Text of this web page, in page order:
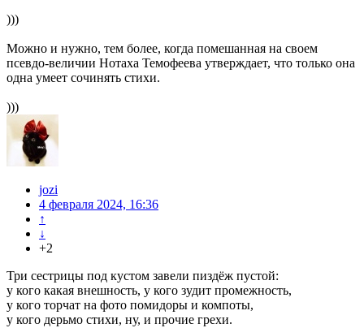
)))
Можно и нужно, тем более, когда помешанная на своем
псевдо-величии Нотаха Темофеева утверждает, что только она
одна умеет сочинять стихи.
)))
jozi
4 февраля 2024, 16:36
↑
↓
+2
Три сестрицы под кустом завели пиздёж пустой:
у кого какая внешность, у кого зудит промежность,
у кого торчат на фото помидоры и компоты,
у кого дерьмо стихи, ну, и прочие грехи.